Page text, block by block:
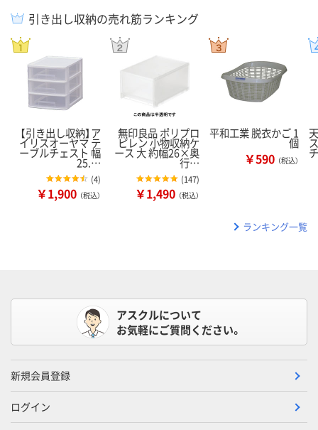
引き出し収納の売れ筋ランキング
【引き出し収納】ア
イリスオーヤマ テ
ーブルチェスト 幅
25.…
(4)
￥1,900 （税込）
無印良品 ポリプロ
ピレン 小物収納ケ
ース 大 約幅26×奥
行…
(147)
￥1,490 （税込）
平和工業 脱衣かご 1
個
￥590 （税込）
ランキング一覧
アスクルについて
お気軽にご質問ください。
新規会員登録
ログイン